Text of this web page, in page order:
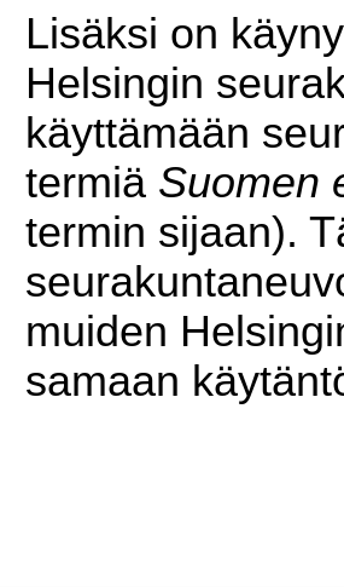
Lisäksi on
Helsingin
käyttämään
termiä Suomen
termin sijaan).
muiden
samaan